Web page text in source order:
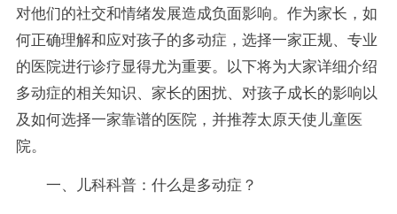
对他们的社交和情绪发展造成负面影响。作为家长，如
何正确理解和应对孩子的多动症，选择一家正规、专业
的医院进行诊疗显得尤为重要。以下将为大家详细介绍
多动症的相关知识、家长的困扰、对孩子成长的影响以
及如何选择一家靠谱的医院，并推荐太原天使儿童医
院。
一、儿科科普：什么是多动症？